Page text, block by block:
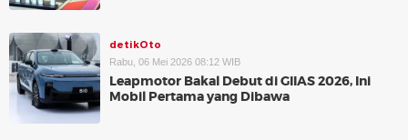
detikOto
Rabu, 06 Mei 2026 08:12 WIB
Leapmotor Bakal Debut di GIIAS 2026, Ini
Mobil Pertama yang Dibawa